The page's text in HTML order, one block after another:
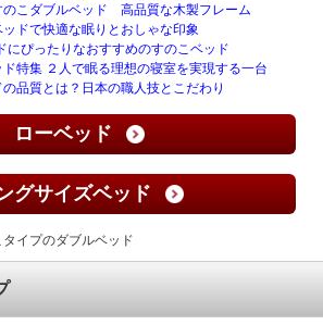
のこダブルベッド 高品質な木製フレーム
ドで快適な眠りとおしゃな印象
にぴったりなおすすめのすのこベッド
特集 ２人で眠る理想の寝室を実現する一台
品質とは？日本の職人技とこだわり
ローベッド
グサイズベッド
イプのダブルベッド